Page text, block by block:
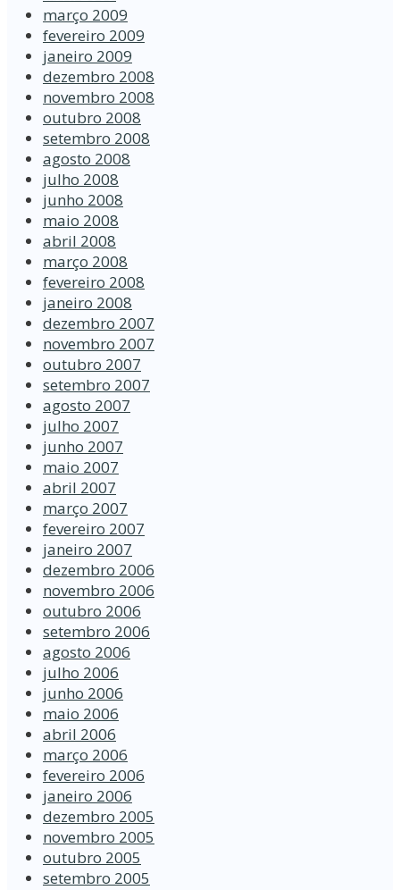
março 2009
fevereiro 2009
janeiro 2009
dezembro 2008
novembro 2008
outubro 2008
setembro 2008
agosto 2008
julho 2008
junho 2008
maio 2008
abril 2008
março 2008
fevereiro 2008
janeiro 2008
dezembro 2007
novembro 2007
outubro 2007
setembro 2007
agosto 2007
julho 2007
junho 2007
maio 2007
abril 2007
março 2007
fevereiro 2007
janeiro 2007
dezembro 2006
novembro 2006
outubro 2006
setembro 2006
agosto 2006
julho 2006
junho 2006
maio 2006
abril 2006
março 2006
fevereiro 2006
janeiro 2006
dezembro 2005
novembro 2005
outubro 2005
setembro 2005